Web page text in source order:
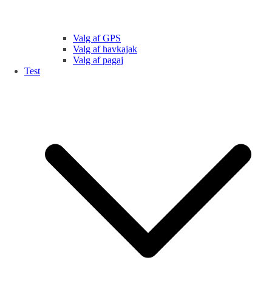
Valg af GPS
Valg af havkajak
Valg af pagaj
Test